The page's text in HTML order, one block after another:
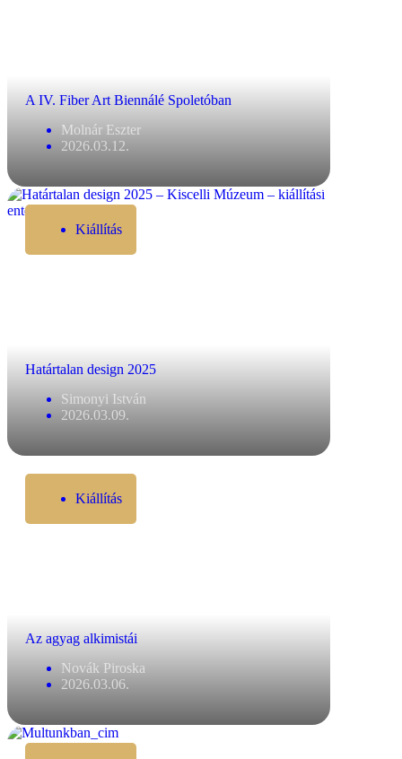
A IV. Fiber Art Biennálé Spoletóban
Molnár Eszter
2026.03.12.
Kiállítás
Határtalan design 2025
Simonyi István
2026.03.09.
Kiállítás
Az agyag alkimistái
Novák Piroska
2026.03.06.